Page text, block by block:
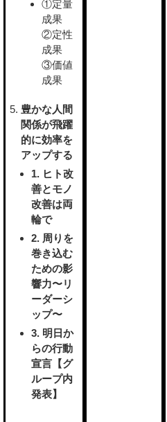
①定量
成果
②定性
成果
③価値
成果
豊かな人間
関係が飛躍
的に効率を
アップする
1. ヒト改
善とモノ
改善は両
輪で
2. 周りを
巻き込む
ための影
響力〜リ
ーダーシ
ップ〜
3. 明日か
らの行動
宣言【グ
ループ内
発表】